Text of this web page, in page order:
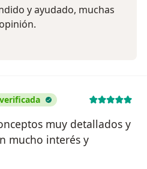
y ayudado, muchas
muy detallados y
mucho interés y